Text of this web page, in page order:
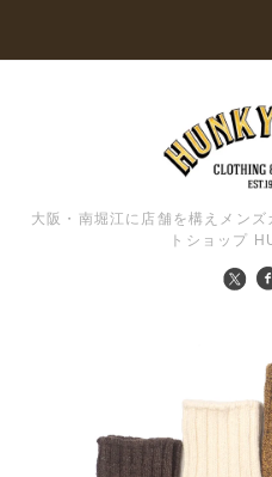
大阪・南堀江に店舗を構えメン
トショップ